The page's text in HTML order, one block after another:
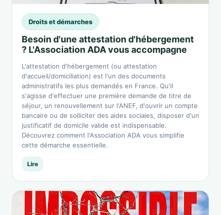
Droits et démarches
Besoin d'une attestation d'hébergement
? L'Association ADA vous accompagne
L'attestation d'hébergement (ou attestation
d'accueil/domiciliation) est l'un des documents
administratifs les plus demandés en France. Qu'il
s'agisse d'effectuer une première demande de titre de
séjour, un renouvellement sur l'ANEF, d'ouvrir un compte
bancaire ou de solliciter des aides sociales, disposer d'un
justificatif de domicile valide est indispensable.
Découvrez comment l'Association ADA vous simplifie
cette démarche essentielle.
Lire